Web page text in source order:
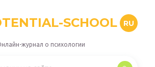
SCHOOL RU
журнал о психологии